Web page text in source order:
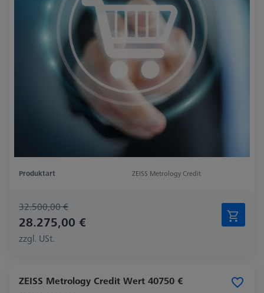
Produktart ZEISS Metrology Credit
32.500,00 €
28.275,00 €
zzgl. USt.
ZEISS Metrology Credit Wert 40750 €